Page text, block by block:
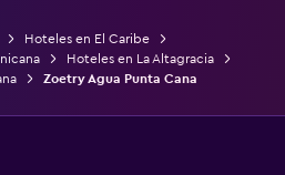
Hoteles en El Caribe
Hoteles en La Altagracia
Zoetry Agua Punta Cana